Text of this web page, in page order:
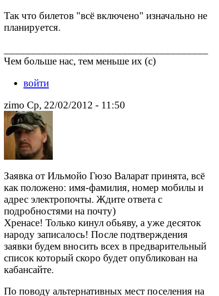
Так что билетов "всё включено" изначально не
планируется.
Чем больше нас, тем меньше их (с)
войти
zimo Ср, 22/02/2012 - 11:50
Заявка от Ильмойо Гюзо Валарат принята, всё
как положено: имя-фамилия, номер мобилы и
адрес электропочты. Ждите ответа с
подробностями на почту)
Хренасе! Только кинул обьяву, а уже десяток
народу записалось! После подтверждения
заявки будем вносить всех в предварительный
список который скоро будет опубликован на
кабансайте.
По поводу альтернативных мест поселения на